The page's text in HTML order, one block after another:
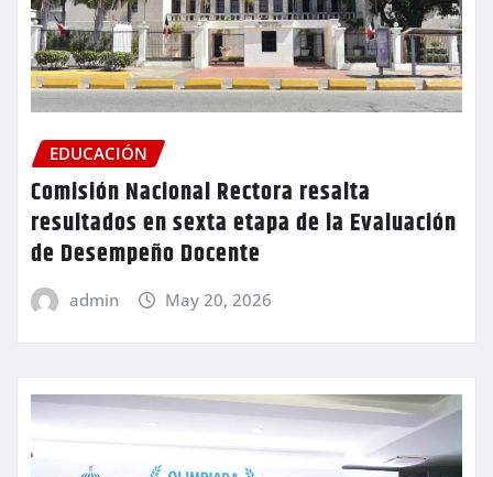
EDUCACIÓN
Comisión Nacional Rectora resalta
resultados en sexta etapa de la Evaluación
de Desempeño Docente
admin May 20, 2026